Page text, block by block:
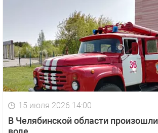
15 июля 2026 14:00
В Челябинской области